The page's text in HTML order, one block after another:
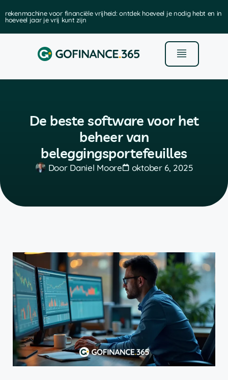
rekenmachine voor financiële vrijheid: ontdek hoeveel je nodig hebt en in
hoeveel jaar je vrij kunt zijn
De beste software voor het
beheer van
beleggingsportefeuilles
DoorDaniel Moore oktober 6, 2025